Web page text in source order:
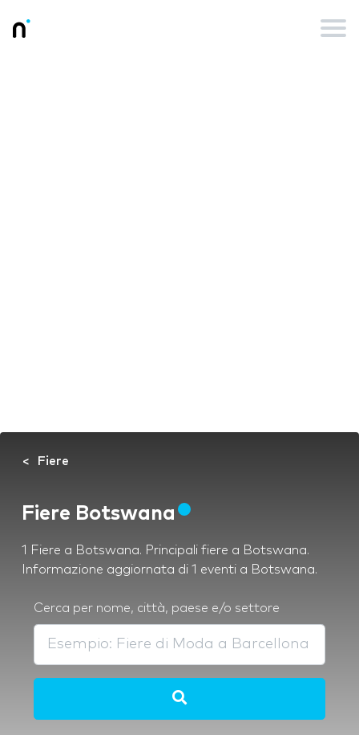
Fiere
Fiere Botswana
1 Fiere a Botswana. Principali fiere a Botswana.
Informazione aggiornata di 1 eventi a Botswana.
Cerca per nome, città, paese e/o settore